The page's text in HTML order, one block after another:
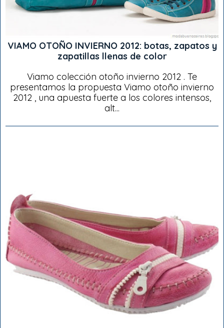
VIAMO OTOÑO INVIERNO 2012: botas, zapatos y
zapatillas llenas de color
Viamo colección otoño invierno 2012 . Te
presentamos la propuesta Viamo otoño invierno
2012 , una apuesta fuerte a los colores intensos,
alt...